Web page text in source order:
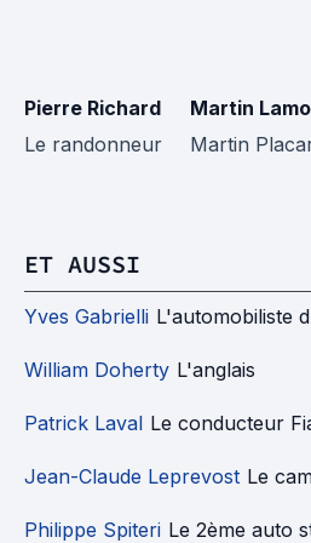
Pierre Richard
Le randonneur
Martin
Martin
ET AUSSI
Yves Gabrielli L'automobiliste
William Doherty L'anglais
Patrick Laval Le conducteur
Jean-Claude Leprevost Le
Philippe Spiteri Le 2ème auto